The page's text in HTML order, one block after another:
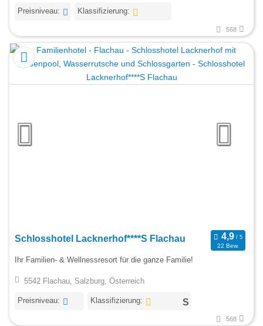
Preisniveau: Klassifizierung:
568
Schlosshotel Lacknerhof****S Flachau
22 Bew.
Ihr Familien- & Wellnessresort für die ganze Familie!
5542 Flachau, Salzburg, Österreich
Preisniveau: Klassifizierung:
568